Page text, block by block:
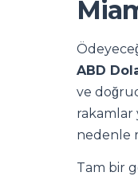
ABD
ve
rakamlar
nedenle
Tam bir